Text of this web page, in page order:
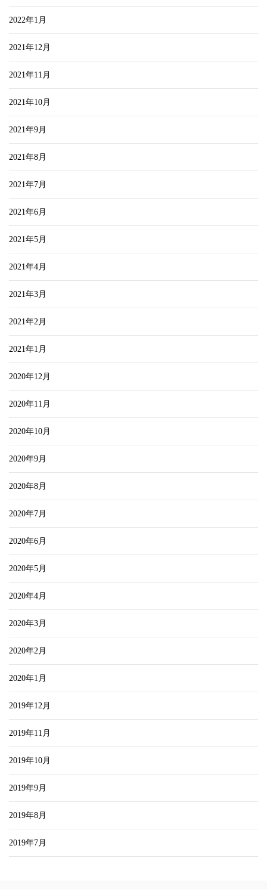
2022年1月
2021年12月
2021年11月
2021年10月
2021年9月
2021年8月
2021年7月
2021年6月
2021年5月
2021年4月
2021年3月
2021年2月
2021年1月
2020年12月
2020年11月
2020年10月
2020年9月
2020年8月
2020年7月
2020年6月
2020年5月
2020年4月
2020年3月
2020年2月
2020年1月
2019年12月
2019年11月
2019年10月
2019年9月
2019年8月
2019年7月